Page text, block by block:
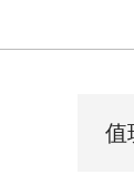
值